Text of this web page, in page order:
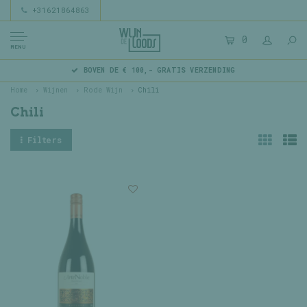
+31621864863
MENU
0
BOVEN DE € 100,- GRATIS VERZENDING
Home Wijnen Rode Wijn Chili
Chili
Filters